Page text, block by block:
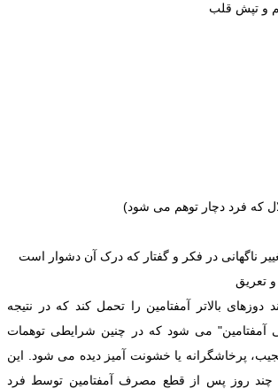
و تپش قلب
که فرد دچار توهم می شود)
ناگهانی در فکر و گفتار که درک آن دشوار است
تعریق
بالاتر آمفتامین را تحمل کند که در نتیجه
آمفتامین" می شود که در چنین شرایطی توهمات
عجیب، پرخاشگرانه یا خشونت آمیز دیده می شود. این
چند روز پس از قطع مصرف آمفتامین توسط فرد